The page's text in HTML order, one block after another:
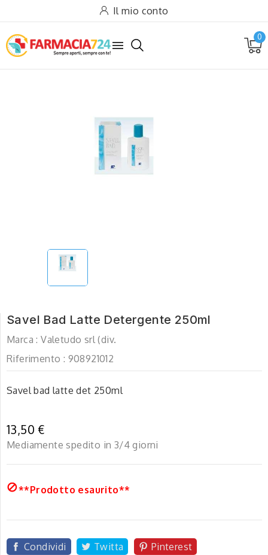
Il mio conto

0
Savel Bad Latte Detergente 250ml
Marca : Valetudo srl (div.
Riferimento : 908921012
Savel bad latte det 250ml
13,50 €
Mediamente spedito in 3/4 giorni
**Prodotto esaurito**
Condividi Twitta Pinterest